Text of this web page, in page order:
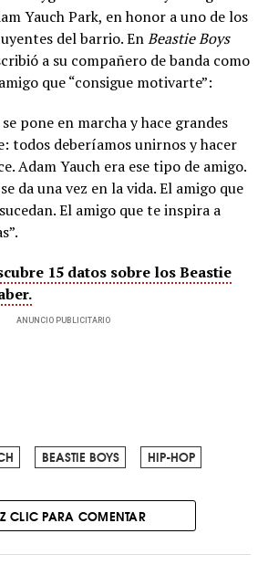
Yauch Park, en honor a uno de los
del barrio. EnBeastie Boys
a su compañero de banda como
que “consigue motivarte”:
pone en marcha y hace grandes
todos deberíamos unirnos y hacer
Adam Yauch era ese tipo de amigo.
da una vez en la vida. El amigo que
El amigo que te inspira a
15 datos sobre los Beastie
ANUNCIO PUBLICITARIO
BEASTIE BOYS HIP-HOP
CLIC PARA COMENTAR